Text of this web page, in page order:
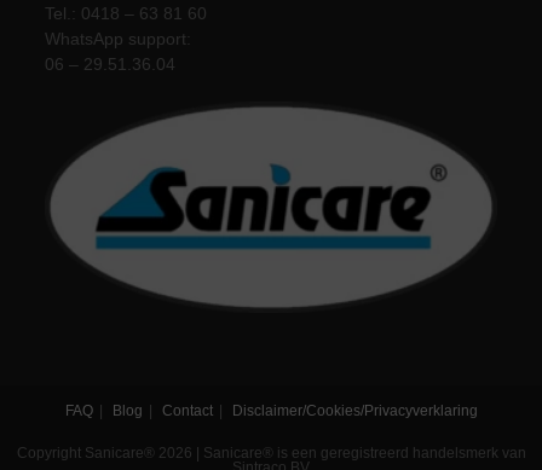
Tel.: 0418 – 63 81 60
WhatsApp support:
06 – 29.51.36.04
FAQ Blog Contact Disclaimer/Cookies/Privacyverklaring
Copyright Sanicare® 2026 | Sanicare® is een geregistreerd handelsmerk van